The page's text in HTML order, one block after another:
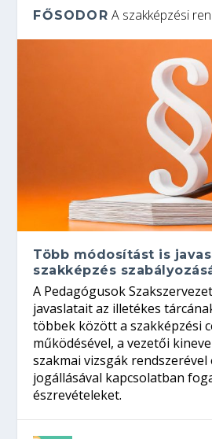
FŐSODOR A szakképzési
Több módosítást is
szakképzés
A Pedagógusok
javaslatait az illetékes
többek között a szakképzési
működésével, a vezetői
szakmai vizsgák
jogállásával kapcsolatban
észrevételeket.